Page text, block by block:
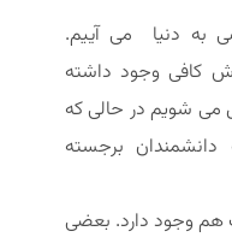
به دنیا می آییم.
کافی وجود داشته
می شویم در حالی که
برجسته
هم وجود دارد. بعضی